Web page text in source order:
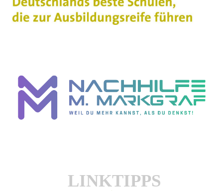
LINKTIPPS